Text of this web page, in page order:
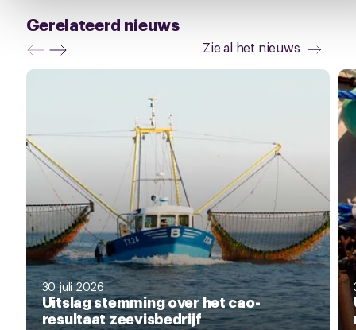
Gerelateerd nieuws
Zie al het nieuws
30 juli 2026
Uitslag stemming over het cao-
resultaat zeevisbedrijf